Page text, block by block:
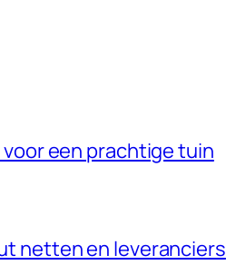
een prachtige tuin
netten en leveranciers